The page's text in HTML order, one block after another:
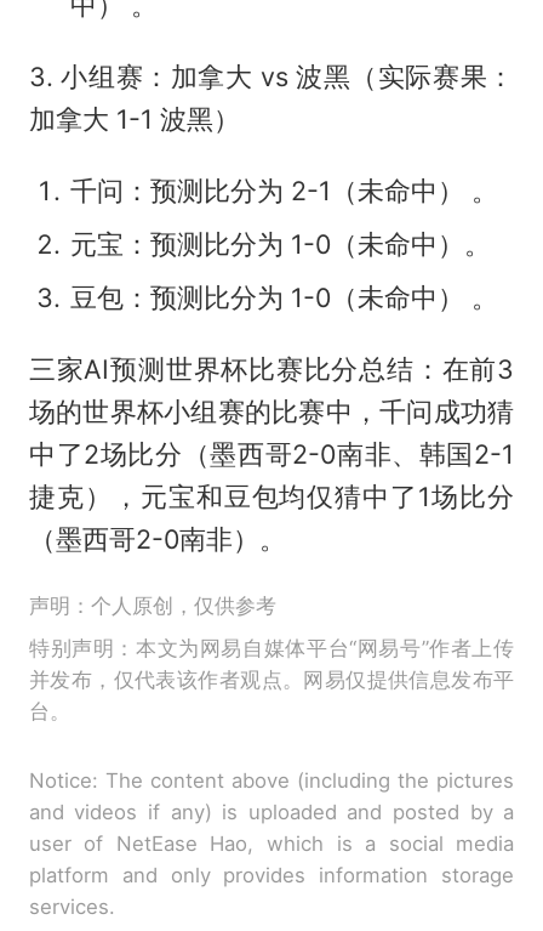
3. 小组赛：加拿大 vs 波黑（实际赛果：
加拿大 1-1 波黑）
千问：预测比分为 2-1（未命中） 。
元宝：预测比分为 1-0（未命中）。
豆包：预测比分为 1-0（未命中） 。
三家AI预测世界杯比赛比分总结：在前3
场的世界杯小组赛的比赛中，千问成功猜
中了2场比分（墨西哥2-0南非、韩国2-1
捷克），元宝和豆包均仅猜中了1场比分
（墨西哥2-0南非）。
声明：个人原创，仅供参考
特别声明：本文为网易自媒体平台“网易号”作者上传
并发布，仅代表该作者观点。网易仅提供信息发布平
台。
Notice: The content above (including the pictures
and videos if any) is uploaded and posted by a
user of NetEase Hao, which is a social media
platform and only provides information storage
services.